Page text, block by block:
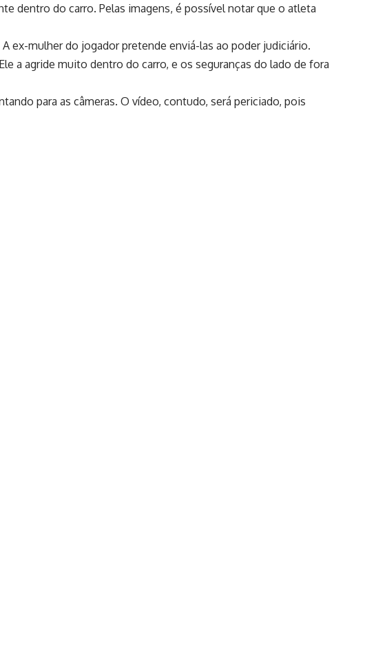
dentro do carro. Pelas imagens, é possível notar que o atleta
ex-mulher do jogador pretende enviá-las ao poder judiciário.
a agride muito dentro do carro, e os seguranças do lado de fora
para as câmeras. O vídeo, contudo, será periciado, pois